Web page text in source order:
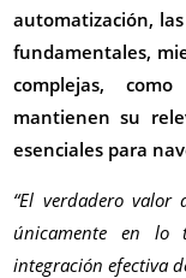
automatización,
fundamentales,
complejas,
mantienen su
esenciales para
“El verdadero
únicamente en
integración efectiva